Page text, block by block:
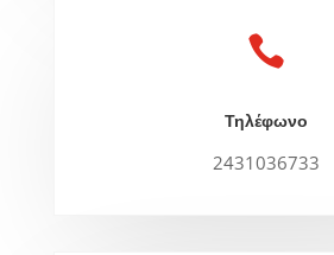

Τηλέφωνο
2431036733